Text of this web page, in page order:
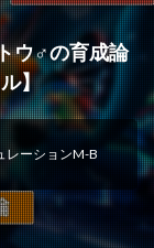
ウ♂の育成論
】
レーションM-B